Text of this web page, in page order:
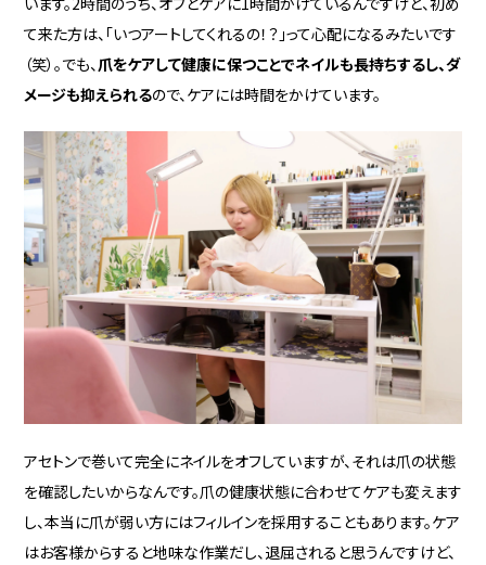
て来た方は、「いつアートしてくれるの！？」って心配になるみたいです
（笑）。でも、爪をケアして健康に保つことでネイルも長持ちするし、ダ
メージも抑えられるので、ケアには時間をかけています。
アセトンで巻いて完全にネイルをオフしていますが、それは爪の状態
を確認したいからなんです。爪の健康状態に合わせてケアも変えます
し、本当に爪が弱い方にはフィルインを採用することもあります。ケア
はお客様からすると地味な作業だし、退屈されると思うんですけど、